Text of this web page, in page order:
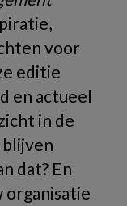
voor
editie
en actueel
in de
dat? En